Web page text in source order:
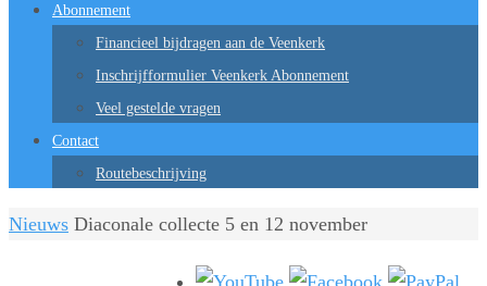
Abonnement
Financieel bijdragen aan de Veenkerk
Inschrijfformulier Veenkerk Abonnement
Veel gestelde vragen
Contact
Routebeschrijving
Home
Nieuws Diaconale collecte 5 en 12 november